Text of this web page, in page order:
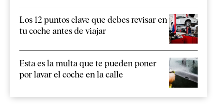
Los 12 puntos clave que debes revisar en
tu coche antes de viajar
Esta es la multa que te pueden poner
por lavar el coche en la calle